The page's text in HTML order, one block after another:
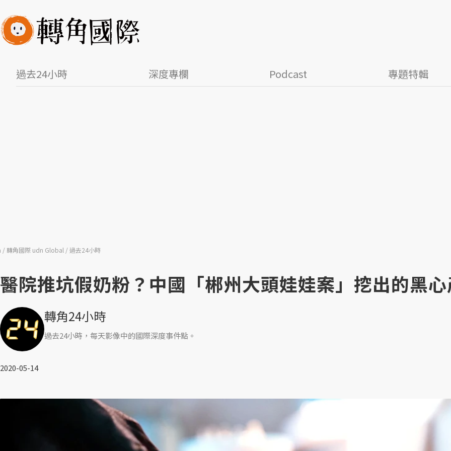
過去24小時 深度專欄 Podcast 專題特輯
轉角國際 udn Global 過去24小時
醫院推坑假奶粉？中國「郴州大頭娃娃案」挖出的黑
轉角24小時
過去24小時，每天影像中的國際深度事件點。
2020-05-14